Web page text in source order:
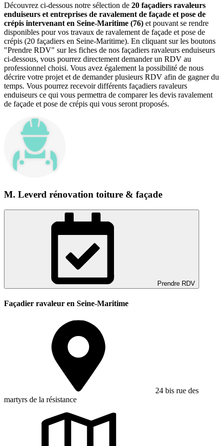
Découvrez ci-dessous notre sélection de 20 façadiers ravaleurs
enduiseurs et entreprises de ravalement de façade et pose de
crépis intervenant en Seine-Maritime (76) et pouvant se rendre
disponibles pour vos travaux de ravalement de façade et pose de
crépis (20 façadiers en Seine-Maritime). En cliquant sur les boutons
"Prendre RDV" sur les fiches de nos façadiers ravaleurs enduiseurs
ci-dessous, vous pourrez directement demander un RDV au
professionnel choisi. Vous avez également la possibilité de nous
décrire votre projet et de demander plusieurs RDV afin de gagner du
temps. Vous pourrez recevoir différents façadiers ravaleurs
enduiseurs ce qui vous permettra de comparer les devis ravalement
de façade et pose de crépis qui vous seront proposés.
M. Leverd rénovation toiture & façade
Prendre RDV
Façadier ravaleur en Seine-Maritime
24 bis rue des
martyrs de la résistance